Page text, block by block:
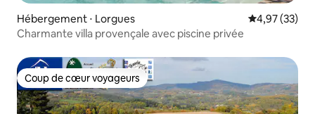
Hébergement ⋅ Lorgues Évaluation
4,97 (33)
Charmante villa provençale avec piscine privée
Coup de cœur voyageurs
Coup de cœur voyageurs